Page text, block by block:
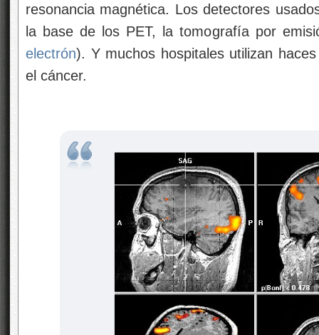
resonancia magnética. Los detectores
la base de los PET, la tomografía por
electrón). Y muchos hospitales utilizan
el cáncer.